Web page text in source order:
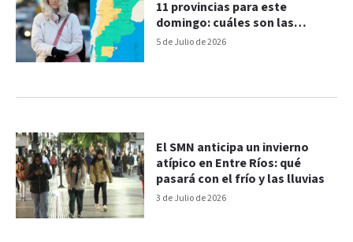
5 de Julio de 2026
11 provincias para este
domingo: cuáles son las
afectadas
3 de Julio de 2026
El SMN anticipa un invierno
atípico en Entre Ríos: qué
pasará con el frío y las lluvias